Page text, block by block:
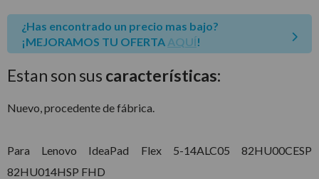
¿Has encontrado un precio mas bajo?
¡MEJORAMOS TU OFERTA AQUÍ!
Estan son sus características:
Nuevo, procedente de fábrica.
Para Lenovo IdeaPad Flex 5-14ALC05 82HU00CESP
82HU014HSP FHD